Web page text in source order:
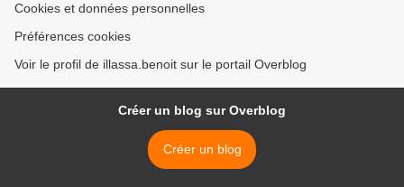
Cookies et données personnelles
Préférences cookies
Voir le profil de illassa.benoit sur le portail Overblog
Créer un blog sur Overblog
Créer un blog